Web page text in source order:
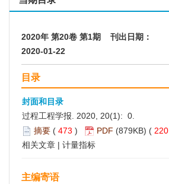
2020年 第20卷 第1期 刊出日期：
2020-01-22
目录
封面和目录
过程工程学报. 2020, 20(1): 0.
摘要 ( 473 ) PDF (879KB) ( 220
相关文章 | 计量指标
主编寄语